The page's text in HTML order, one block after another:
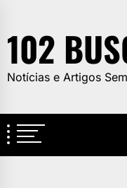
the
content
102
Notícias e Artigos